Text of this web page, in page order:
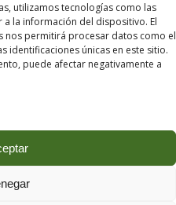
utilizamos tecnologías como las
la información del dispositivo. El
nos permitirá procesar datos como el
identificaciones únicas en este sitio.
puede afectar negativamente a